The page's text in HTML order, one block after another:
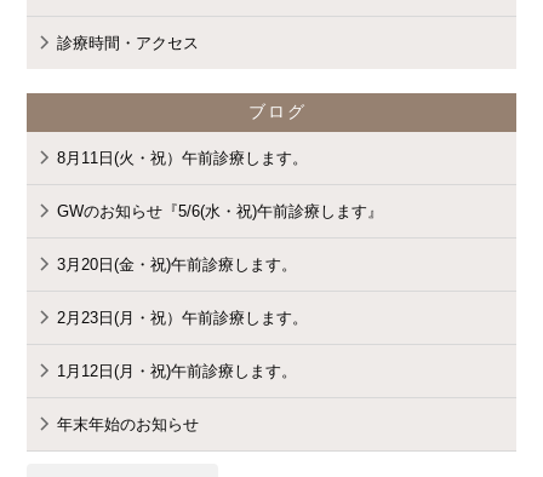
診療時間・アクセス
ブログ
8月11日(火・祝）午前診療します。
GWのお知らせ『5/6(水・祝)午前診療します』
3月20日(金・祝)午前診療します。
2月23日(月・祝）午前診療します。
1月12日(月・祝)午前診療します。
年末年始のお知らせ